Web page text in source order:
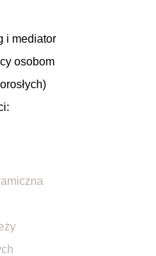
i mediator
osobom